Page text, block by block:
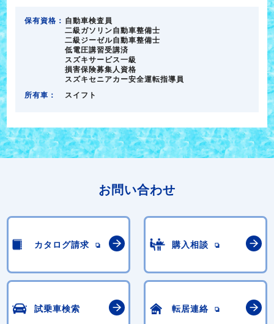
保有資格： 自動車検査員
二級ガソリン自動車整備士
二級ジーゼル自動車整備士
低電圧講習受講済
スズキサービス一級
損害保険募集人資格
スズキセニアカー安全運転指導員
所有車：
スイフト
お問い合わせ
カタログ請求 購入相談
試乗車検索 転居連絡